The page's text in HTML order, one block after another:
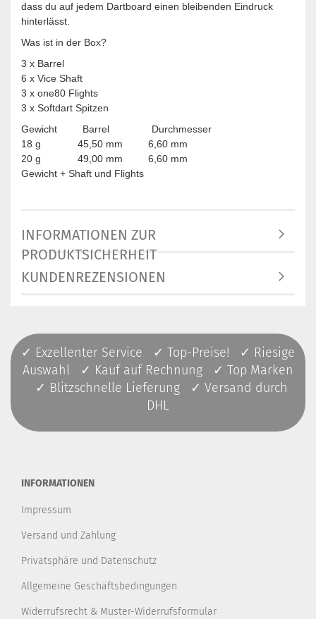
dass du auf jedem Dartboard einen bleibenden Eindruck
hinterlässt.
Was ist in der Box?
3 x Barrel
6 x Vice Shaft
3 x one80 Flights
3 x Softdart Spitzen
Gewicht Barrel Durchmesser
18 g 45,50 mm 6,60 mm
20 g 49,00 mm 6,60 mm
Gewicht + Shaft und Flights
INFORMATIONEN ZUR
PRODUKTSICHERHEIT
KUNDENREZENSIONEN
✓ Exzellenter Service ✓ Top-Preise! ✓ Riesige
Auswahl ✓ Kauf auf Rechnung ✓ Top Marken
✓ Blitzschnelle Lieferung ✓ Versand durch
DHL
INFORMATIONEN
Impressum
Versand und Zahlung
Privatsphäre und Datenschutz
Allgemeine Geschäftsbedingungen
Widerrufsrecht & Muster-Widerrufsformular